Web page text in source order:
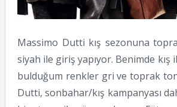
Massimo Dutti kış sezonuna
siyah ile giriş yapıyor. Benimde kış
bulduğum renkler gri ve toprak
Dutti, sonbahar/kış kampanyası